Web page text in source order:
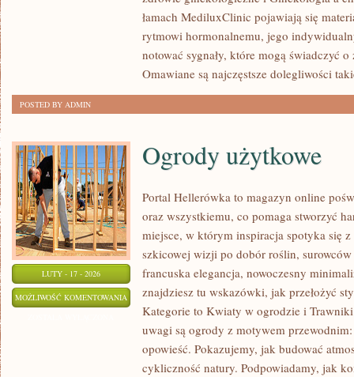
PERIMENOPAUZA
łamach MediluxClinic pojawiają się
rytmowi hormonalnemu, jego
notować sygnały, które mogą świadczyć
Omawiane są najczęstsze dolegliwości
POSTED BY ADMIN
LUTY - 17 - 2026
MOŻLIWOŚĆ KOMENTOWANIA OGRODY
UŻYTKOWE
Ogrody użytkowe
Portal Hellerówka to magazyn online
oraz wszystkiemu, co pomaga stworzyć
miejsce, w którym inspiracja spotyka się
szkicowej wizji po dobór roślin,
francuska elegancja, nowoczesny
znajdziesz tu wskazówki, jak przełożyć
Kategorie to Kwiaty w ogrodzie i
uwagi są ogrody z motywem
opowieść. Pokazujemy, jak budować
cykliczność natury. Podpowiadamy, jak